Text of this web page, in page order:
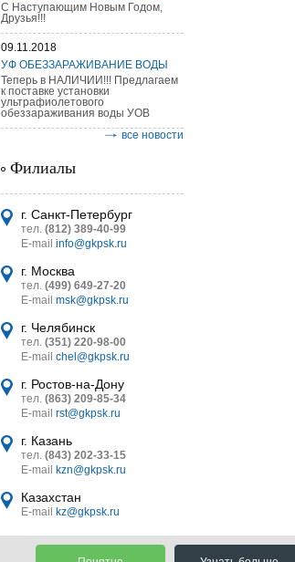
С Наступающим Новым Годом,
Друзья!!!
09.11.2018
УФ ОБЕЗЗАРАЖИВАНИЕ ВОДЫ
Теперь в НАЛИЧИИ!!! Предлагаем
к поставке установки
ультрафиолетового
обеззараживания воды УОВ
все новости
Филиалы
г. Санкт-Петербург
тел. (812) 389-40-99
E-mail info@gkpsk.ru
г. Москва
тел. (499) 649-27-20
E-mail msk@gkpsk.ru
г. Челябинск
тел. (351) 220-98-00
E-mail chel@gkpsk.ru
г. Ростов-на-Дону
тел. (863) 209-85-34
E-mail rst@gkpsk.ru
г. Казань
тел. (843) 202-33-15
E-mail
kzn@gkpsk.ru
Казахстан
E-mail kz@gkpsk.ru